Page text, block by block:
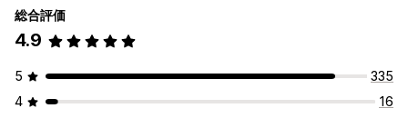
総合評価
4.9
5
335
4
16